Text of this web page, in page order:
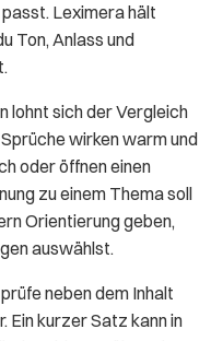
Leximera hält
Ton, Anlass und
lohnt sich der Vergleich
wirken warm und
oder öffnen einen
zu einem Thema soll
Orientierung geben,
auswählst.
neben dem Inhalt
Ein kurzer Satz kann in